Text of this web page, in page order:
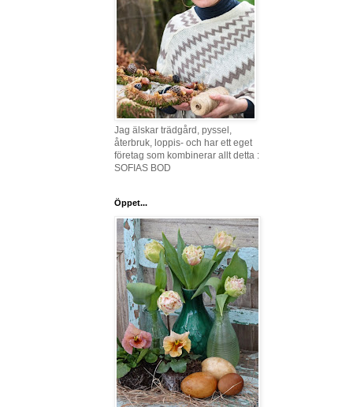
Jag älskar trädgård, pyssel,
återbruk, loppis- och har ett eget
företag som kombinerar allt detta :
SOFIAS BOD
Öppet...